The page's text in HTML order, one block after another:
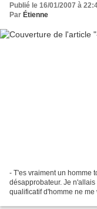
Publié le 16/01/2007 à
Par Étienne
- T'es vraiment un homme
désapprobateur. Je
qualificatif d'homme ne me